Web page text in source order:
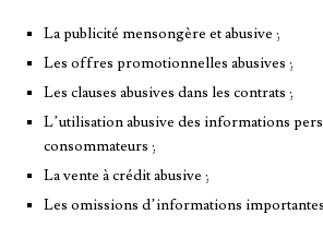
La publicité mensongère et abusive ;
Les offres promotionnelles abusives ;
Les clauses abusives dans les contrats ;
L’utilisation abusive des informations
consommateurs ;
La vente à crédit abusive ;
Les omissions d’informations